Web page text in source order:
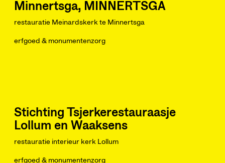
Minnertsga, MINNERTSGA
restauratie Meinardskerk te Minnertsga
erfgoed & monumentenzorg
Stichting Tsjerkerestauraasje
Lollum en Waaksens
restauratie interieur kerk Lollum
erfgoed & monumentenzorg